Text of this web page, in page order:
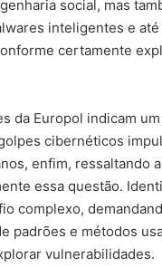
social, mas
inteligentes e até
certamente
da Europol indicam
cibernéticos
enfim, ressaltando
essa questão.
complexo,
padrões e métodos
vulnerabilidades.